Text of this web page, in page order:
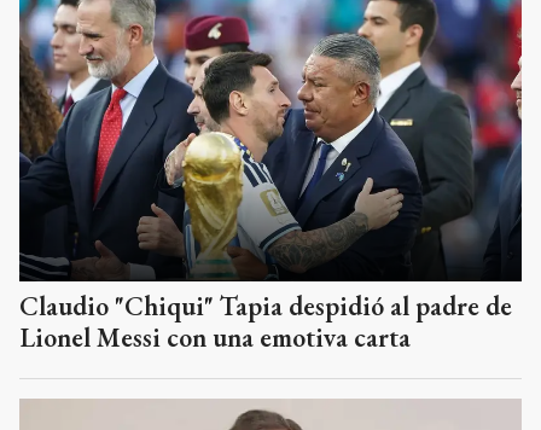
Claudio "Chiqui" Tapia despidió al padre de
Lionel Messi con una emotiva carta